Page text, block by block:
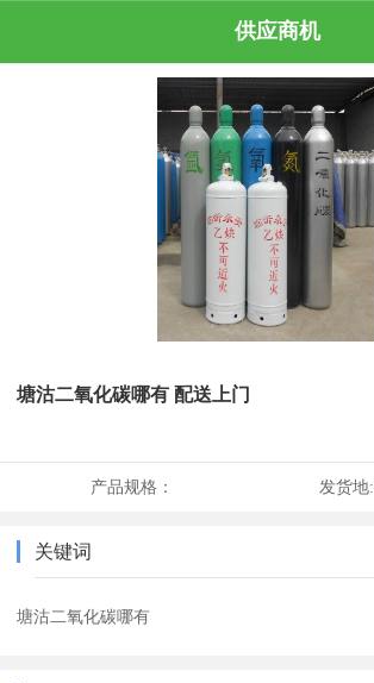
供应商机
塘沽二氧化碳哪有 配送上门
产品规格： 发货地:
关键词
塘沽二氧化碳哪有